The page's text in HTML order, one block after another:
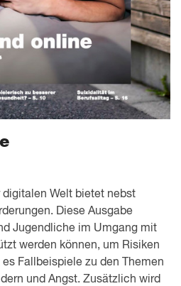
Welt bietet nebst
Diese Ausgabe
Jugendliche im Umgang mit
werden können, um Risiken
Fallbeispiele zu den Themen
und Angst. Zusätzlich wird